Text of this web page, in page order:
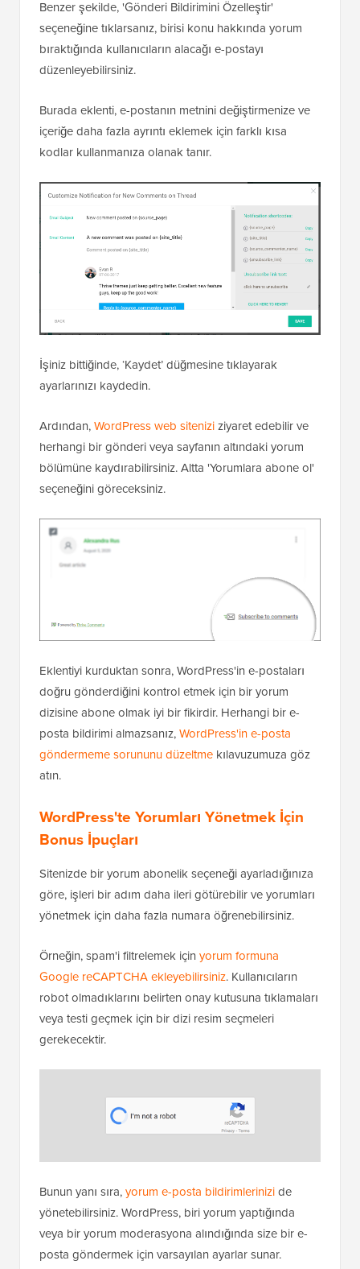
Benzer şekilde, 'Gönderi Bildirimini Özelleştir'
seçeneğine tıklarsanız, birisi konu hakkında yorum
bıraktığında kullanıcıların alacağı e-postayı
düzenleyebilirsiniz.
Burada eklenti, e-postanın metnini değiştirmenize ve
içeriğe daha fazla ayrıntı eklemek için farklı kısa
kodlar kullanmanıza olanak tanır.
İşiniz bittiğinde, ‘Kaydet’ düğmesine tıklayarak
ayarlarınızı kaydedin.
Ardından,WordPress web siteniziziyaret edebilir ve
herhangi bir gönderi veya sayfanın altındaki yorum
bölümüne kaydırabilirsiniz. Altta 'Yorumlara abone ol'
seçeneğini göreceksiniz.
Eklentiyi kurduktan sonra, WordPress'in e-postaları
doğru gönderdiğini kontrol etmek için bir yorum
dizisine abone olmak iyi bir fikirdir. Herhangi bir e-
posta bildirimi almazsanız,WordPress'in e-posta
göndermeme sorununu düzeltme kılavuzumuza göz
atın.
WordPress'te Yorumları Yönetmek İçin
Bonus İpuçları
Sitenizde bir yorum abonelik seçeneği ayarladığınıza
göre, işleri bir adım daha ileri götürebilir ve yorumları
yönetmek için daha fazla numara öğrenebilirsiniz.
Örneğin, spam'i filtrelemek için yorum formuna
Google reCAPTCHA ekleyebilirsiniz. Kullanıcıların
robot olmadıklarını belirten onay kutusuna tıklamaları
veya testi geçmek için bir dizi resim seçmeleri
gerekecektir.
Bunun yanı sıra,yorum e-posta bildirimlerinizide
yönetebilirsiniz. WordPress, biri yorum yaptığında
veya bir yorum moderasyona alındığında size bir e-
posta göndermek için varsayılan ayarlar sunar.